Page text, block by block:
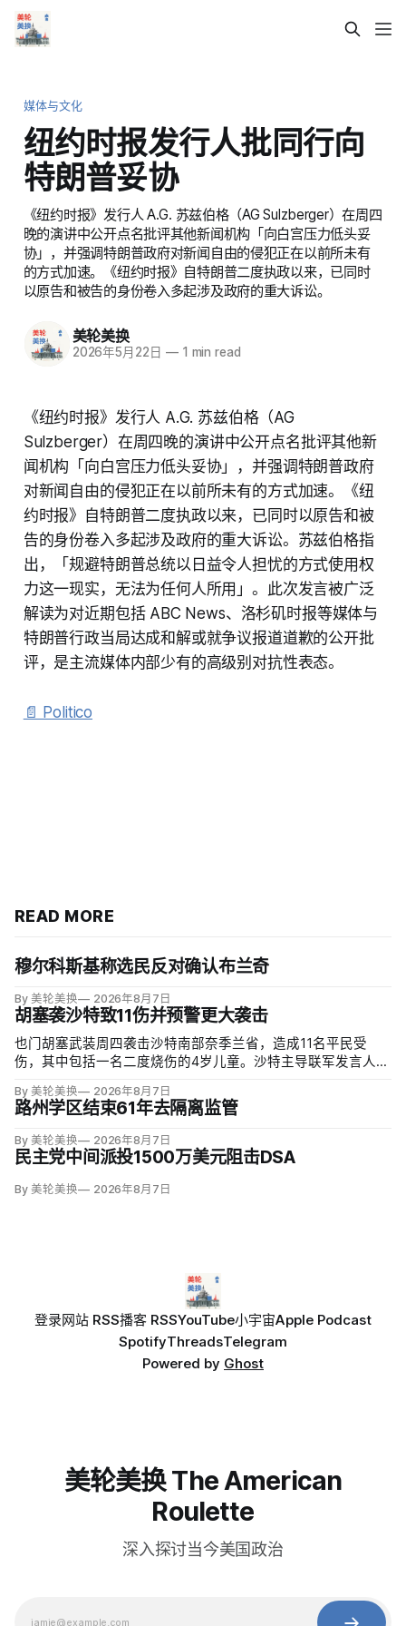
媒体与文化
纽约时报发行人批同行向
特朗普妥协
《纽约时报》发行人 A.G. 苏兹伯格（AG Sulzberger）在周四
晚的演讲中公开点名批评其他新闻机构「向白宫压力低头妥
协」，并强调特朗普政府对新闻自由的侵犯正在以前所未有
的方式加速。《纽约时报》自特朗普二度执政以来，已同时
以原告和被告的身份卷入多起涉及政府的重大诉讼。
美轮美换
2026年5月22日 —1 min read
《纽约时报》发行人 A.G. 苏兹伯格（AG
Sulzberger）在周四晚的演讲中公开点名批评其他新
闻机构「向白宫压力低头妥协」，并强调特朗普政府
对新闻自由的侵犯正在以前所未有的方式加速。《纽
约时报》自特朗普二度执政以来，已同时以原告和被
告的身份卷入多起涉及政府的重大诉讼。苏兹伯格指
出，「规避特朗普总统以日益令人担忧的方式使用权
力这一现实，无法为任何人所用」。此次发言被广泛
解读为对近期包括 ABC News、洛杉矶时报等媒体与
特朗普行政当局达成和解或就争议报道道歉的公开批
评，是主流媒体内部少有的高级别对抗性表态。
📄 Politico
READ MORE
穆尔科斯基称选民反对确认布兰奇
By 美轮美换 2026年8月7日
胡塞袭沙特致11伤并预警更大袭击
也门胡塞武装周四袭击沙特南部奈季兰省，造成11名平民受
伤，其中包括一名二度烧伤的4岁儿童。沙特主导联军发言人图
区；
By 美轮美换 2026年8月7日
路州学区结束61年去隔离监管
By 美轮美换 2026年8月7日
民主党中间派投1500万美元阻击DSA
By 美轮美换 2026年8月7日
登录网站 RSS播客 RSSYouTube小宇宙Apple Podcast
SpotifyThreadsTelegram
Powered by Ghost
美轮美换 The American
Roulette
深入探讨当今美国政治